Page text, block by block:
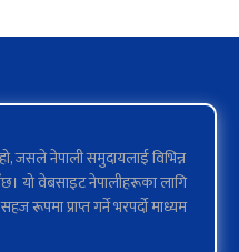
जसले नेपाली समुदायलाई विभिन्न
यो वेबसाइट नेपालीहरूका लागि
प्राप्त गर्ने भरपर्दो माध्यम